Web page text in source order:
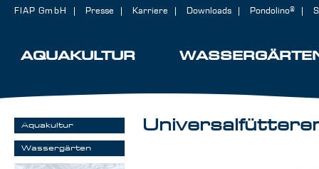
AQUAKULTUR
FIAP GmbH Presse Karriere Downloads Pondolino®
Aquakultur
Wassergärten